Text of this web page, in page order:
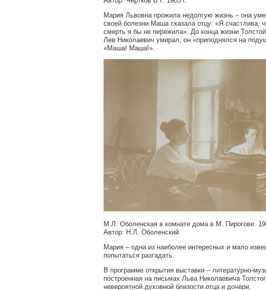
Мария Львовна прожила недолгую жизнь – она
своей болезни Маша сказала отцу: «Я счастлива,
смерть я бы не пережила». До конца жизни
Лев Николаевич умирал, он «приподнялся на
«Маша! Маша!».
М.Л. Оболенская в комнате дома в М. Пирогове.
Автор: Н.Л. Оболенский
Мария – одна из наиболее интересных и мало
попытаться разгадать.
В программе открытия выставки – литературно-
построенная на письмах Льва Николаевича
невероятной духовной близости отца и дочери.